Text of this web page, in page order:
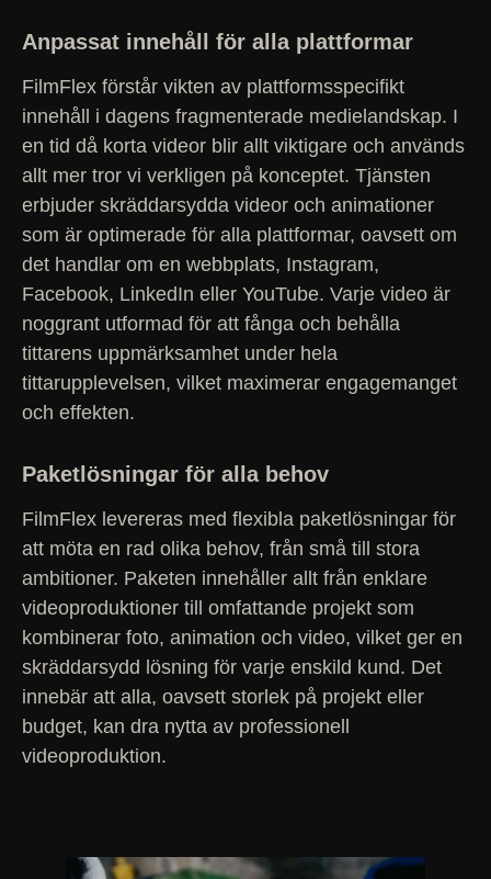
Anpassat innehåll för alla plattformar
FilmFlex förstår vikten av plattformsspecifikt
innehåll i dagens fragmenterade medielandskap. I
en tid då korta videor blir allt viktigare och används
allt mer tror vi verkligen på konceptet. Tjänsten
erbjuder skräddarsydda videor och animationer
som är optimerade för alla plattformar, oavsett om
det handlar om en webbplats, Instagram,
Facebook, LinkedIn eller YouTube. Varje video är
noggrant utformad för att fånga och behålla
tittarens uppmärksamhet under hela
tittarupplevelsen, vilket maximerar engagemanget
och effekten.
Paketlösningar för alla behov
FilmFlex levereras med flexibla paketlösningar för
att möta en rad olika behov, från små till stora
ambitioner. Paketen innehåller allt från enklare
videoproduktioner till omfattande projekt som
kombinerar foto, animation och video, vilket ger en
skräddarsydd lösning för varje enskild kund. Det
innebär att alla, oavsett storlek på projekt eller
budget, kan dra nytta av professionell
videoproduktion.